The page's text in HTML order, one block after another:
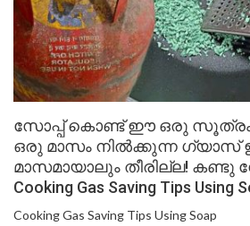
സോപ്പ് കൊണ്ട് ഈ ഒരു സൂത്രം
ഒരു മാസം നിൽക്കുന്ന ഗ്യാസ്
മാസമായാലും തീരില്ല! കണ്ടു
Cooking Gas Saving Tips Using
Cooking Gas Saving Tips Using Soap